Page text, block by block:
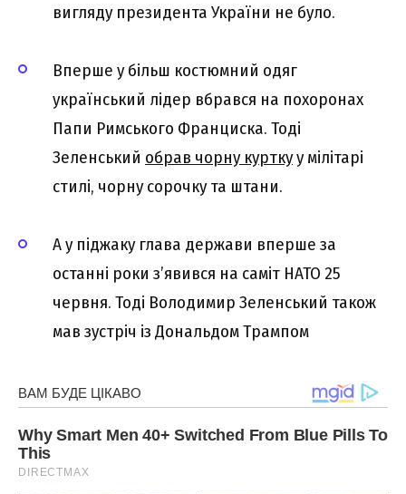
вигляду президента України не було.
Вперше у більш костюмний одяг
український лідер вбрався на похоронах
Папи Римського Франциска. Тоді
Зеленський обрав чорну курткуу мілітарі
стилі, чорну сорочку та штани.
А у піджаку глава держави вперше за
останні роки з’явився на саміт НАТО 25
червня. Тоді Володимир Зеленський також
мав зустріч із Дональдом Трампом